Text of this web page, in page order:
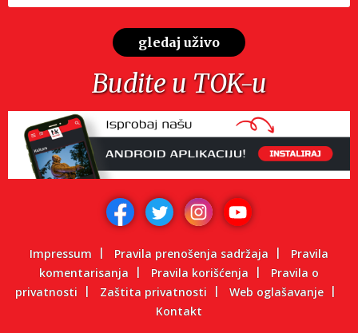
gledaj uživo
Budite u TOK-u
Impressum Pravila prenošenja sadržaja
Pravila
komentarisanja
Pravila korišćenja
Pravila o
privatnosti
Zaštita privatnosti
Web oglašavanje
Kontakt